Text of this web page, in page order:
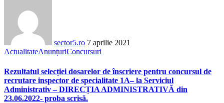
sector5.ro 7 aprilie 2021
ActualitateAnunțuriConcursuri
Rezultatul selecției dosarelor de înscriere pentru concursul de
recrutare inspector de specialitate 1A– la Serviciul
Administrativ – DIRECȚIA ADMINISTRATIVĂ din
23.06.2022- proba scrisă.